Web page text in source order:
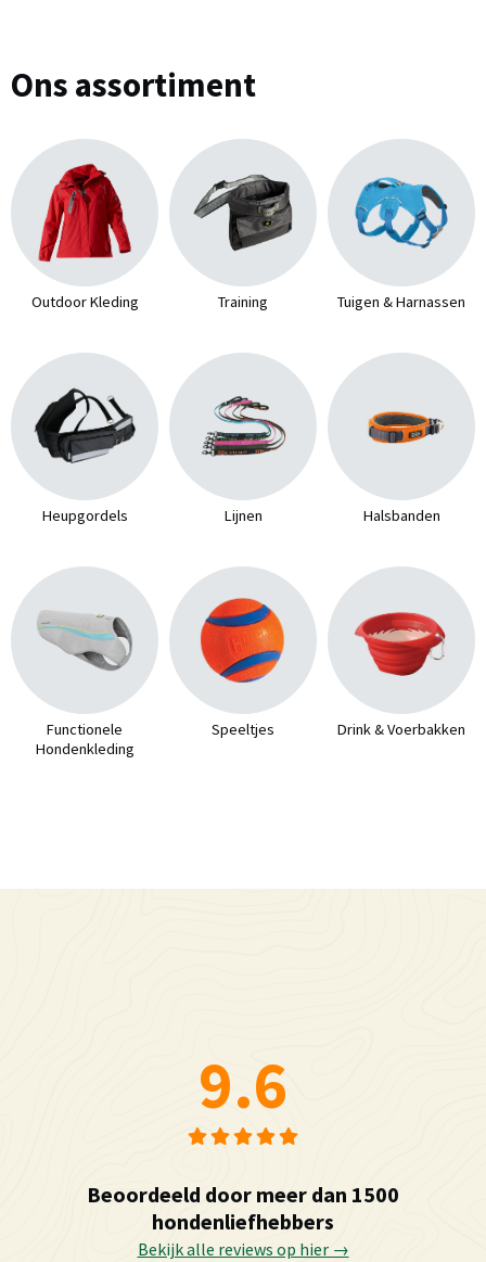
Ons assortiment
Outdoor Kleding Training Tuigen & Harnassen
Heupgordels Lijnen Halsbanden
Functionele
Hondenkleding
Speeltjes Drink & Voerbakken
9.6
Beoordeeld door meer dan 1500
hondenliefhebbers
Bekijk alle reviews op hier →